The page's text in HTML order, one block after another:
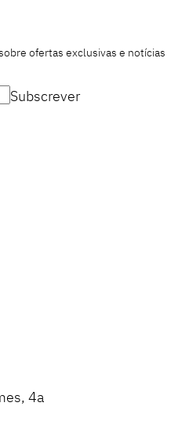
ofertas exclusivas e notícias
Subscrever
4a